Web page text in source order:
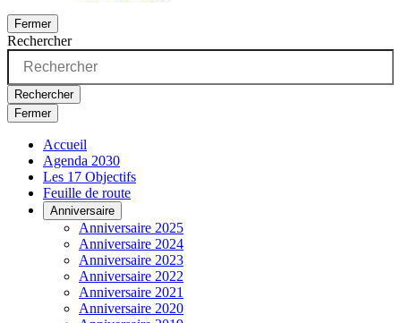
Fermer
Rechercher
Rechercher
Fermer
Accueil
Agenda 2030
Les 17 Objectifs
Feuille de route
Anniversaire
Anniversaire 2025
Anniversaire 2024
Anniversaire 2023
Anniversaire 2022
Anniversaire 2021
Anniversaire 2020